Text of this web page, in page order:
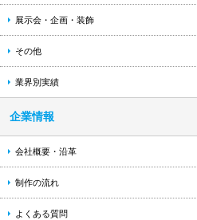
展示会・企画・装飾
その他
業界別実績
企業情報
会社概要・沿革
制作の流れ
よくある質問